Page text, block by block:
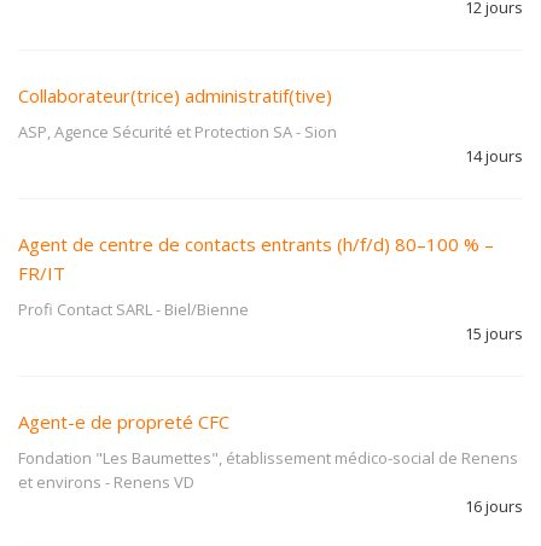
12 jours
Collaborateur(trice) administratif(tive)
ASP, Agence Sécurité et Protection SA- Sion
14 jours
Agent de centre de contacts entrants (h/f/d) 80–100 % –
FR/IT
Profi Contact SARL- Biel/Bienne
15 jours
Agent-e de propreté CFC
Fondation "Les Baumettes", établissement médico-social de Renens
et environs - Renens VD
16 jours